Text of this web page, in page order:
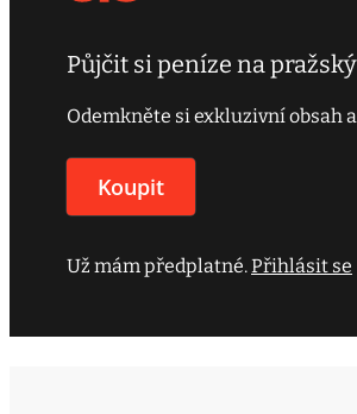
Půjčit si peníze na
Odemkněte si exkluzivní obsah
Koupit
Už mám předplatné.Přihlásit se